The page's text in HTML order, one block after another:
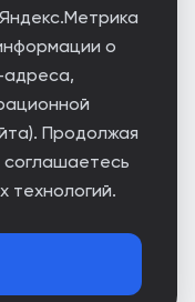
о
адреса,
Продолжая
соглашаетесь
технологий.